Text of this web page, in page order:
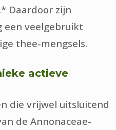
Daardoor zijn
een veelgebruikt
thee-mengsels.
actieve
die vrijwel uitsluitend
de Annonaceae-